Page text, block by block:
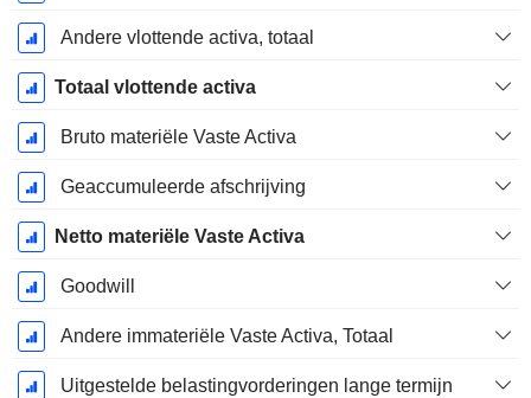
Andere vlottende activa, totaal
Totaal vlottende activa
Bruto materiële Vaste Activa
Geaccumuleerde afschrijving
Netto materiële Vaste Activa
Goodwill
Andere immateriële Vaste Activa, Totaal
Uitgestelde belastingvorderingen lange termijn